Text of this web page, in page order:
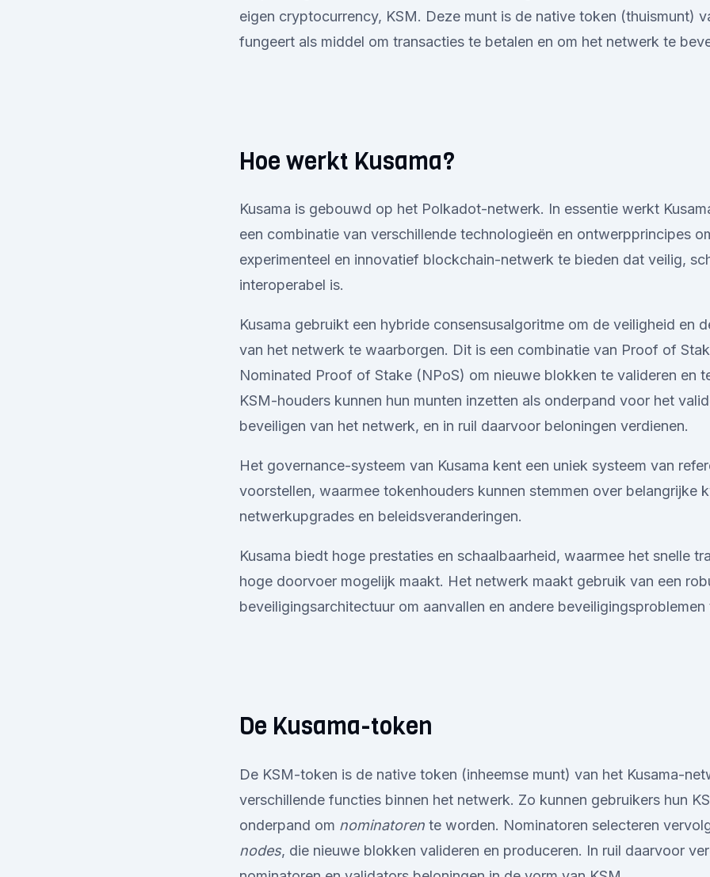
eigen cryptocurrency, KSM. Deze munt is de native token (thuismunt)
fungeert als middel om transacties te betalen en om het netwerk te
Hoe werkt Kusama?
Kusama is gebouwd op het Polkadot-netwerk. In essentie werkt
een combinatie van verschillende technologieën en ontwerpprincipes
experimenteel en innovatief blockchain-netwerk te bieden dat veilig,
interoperabel is.
Kusama gebruikt een hybride consensusalgoritme om de veiligheid en
van het netwerk te waarborgen. Dit is een combinatie van Proof of
Nominated Proof of Stake (NPoS) om nieuwe blokken te valideren en
KSM-houders kunnen hun munten inzetten als onderpand voor het
beveiligen van het netwerk, en in ruil daarvoor beloningen verdienen.
Het governance-systeem van Kusama kent een uniek systeem van
voorstellen, waarmee tokenhouders kunnen stemmen over belangrijke
netwerkupgrades en beleidsveranderingen.
Kusama biedt hoge prestaties en schaalbaarheid, waarmee het snelle
hoge doorvoer mogelijk maakt. Het netwerk maakt gebruik van een
beveiligingsarchitectuur om aanvallen en andere
De Kusama-token
De KSM-token is de native token (inheemse munt) van het Kusama-
verschillende functies binnen het netwerk. Zo kunnen gebruikers hun
onderpand om nominatoren te worden. Nominatoren selecteren
nodes, die nieuwe blokken valideren en produceren. In ruil daarvoor